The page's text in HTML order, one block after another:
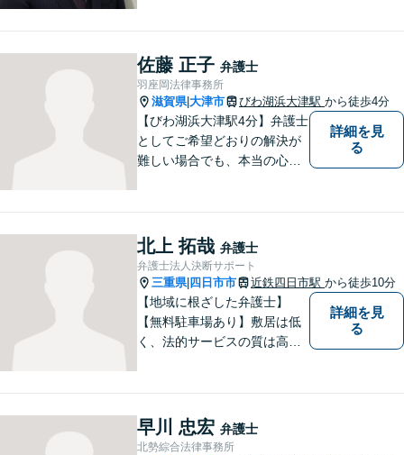
佐藤 正子 弁護士
羽座岡法律事務所
滋賀県|大津市 びわ湖浜大津駅 から徒歩4分
【びわ湖浜大津駅4分】弁護士
としてご希望どおりの解決が
難しい場合でも、本当の心の
やすい雰囲気作りを心掛けて
おりますので、お気軽にご相
談ください。
詳細を見
る
北上 拓哉 弁護士
弁護士法人決断サポート
三重県| 四日市市 近鉄四日市駅 から徒歩10分
【地域に根ざした弁護士】
【無料駐車場あり】敷居は低
く、法的サービスの質は高く
題／離婚問題／相続問題／企
業法務など、幅広く対応可
詳細を見
る
早川 忠宏 弁護士
北勢綜合法律事務所